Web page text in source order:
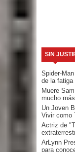
SIN
Spider-
de la fatiga
Muere
mucho
Un Joven
Vivir como
Actriz de
ArLynn
para